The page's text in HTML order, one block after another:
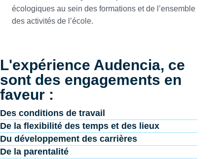
écologiques au sein des formations et de l’ensemble
des activités de l’école.
L'expérience Audencia, ce
sont des engagements en
faveur :
Des conditions de travail
De la flexibilité des temps et des lieux
Du développement des carrières
De la parentalité